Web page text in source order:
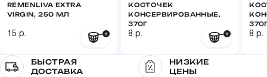
REMENLIVA EXTRA
VIRGIN, 250 МЛ
15 р.
КОСТОЧЕК
КОНСЕРВИРОВАННЫЕ,
370Г
8 р. 8 р.
БЫСТРАЯ
ДОСТАВКА
НИЗКИЕ
ЦЕНЫ